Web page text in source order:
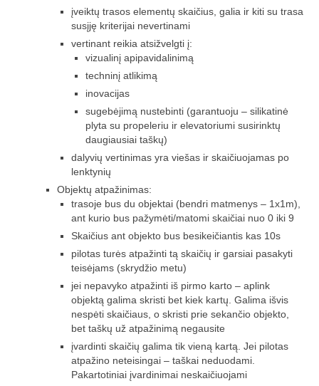
Žiemos angaras (2016-2017)
įveiktų trasos elementų skaičius, galia ir kiti su trasa
susįję kriterijai nevertinami
vertinant reikia atsižvelgti į:
vizualinį apipavidalinimą
techninį atlikimą
inovacijas
sugebėjimą nustebinti (garantuoju – silikatinė
plyta su propeleriu ir elevatoriumi susirinktų
daugiausiai taškų)
dalyvių vertinimas yra viešas ir skaičiuojamas po
lenktynių
Objektų atpažinimas:
trasoje bus du objektai (bendri matmenys – 1x1m),
ant kurio bus pažymėti/matomi skaičiai nuo 0 iki 9
Skaičius ant objekto bus besikeičiantis kas 10s
pilotas turės atpažinti tą skaičių ir garsiai pasakyti
teisėjams (skrydžio metu)
jei nepavyko atpažinti iš pirmo karto – aplink
objektą galima skristi bet kiek kartų. Galima išvis
nespėti skaičiaus, o skristi prie sekančio objekto,
bet taškų už atpažinimą negausite
įvardinti skaičių galima tik vieną kartą. Jei pilotas
atpažino neteisingai – taškai neduodami.
Pakartotiniai įvardinimai neskaičiuojami